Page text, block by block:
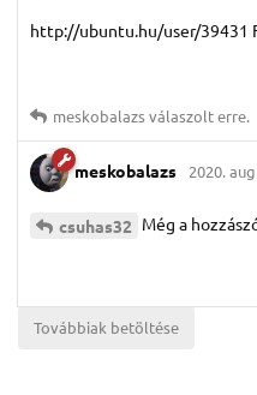
http://ubuntu.hu/user/39431
meskobalazsválaszolt erre.
meskobalazs 2020.
csuhas32 Még a
Továbbiak betöltése